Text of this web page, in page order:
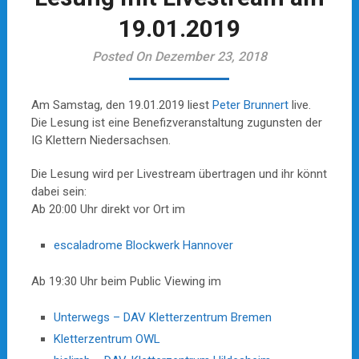
19.01.2019
Posted On Dezember 23, 2018
Am Samstag, den 19.01.2019 liest Peter Brunnertlive.
Die Lesung ist eine Benefizveranstaltung zugunsten der
IG Klettern Niedersachsen.
Die Lesung wird per Livestream übertragen und ihr könnt
dabei sein:
Ab 20:00 Uhr direkt vor Ort im
escaladrome Blockwerk Hannover
Ab 19:30 Uhr beim Public Viewing im
Unterwegs – DAV Kletterzentrum Bremen
Kletterzentrum OWL